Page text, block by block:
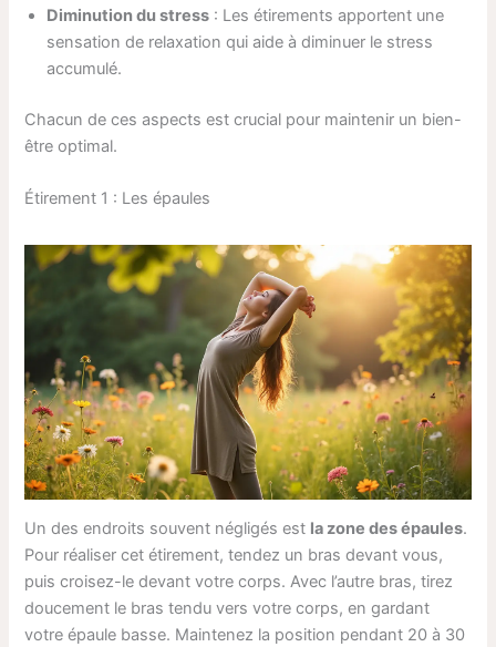
Diminution du stress : Les étirements apportent une
sensation de relaxation qui aide à diminuer le stress
accumulé.
Chacun de ces aspects est crucial pour maintenir un bien-
être optimal.
Étirement 1 : Les épaules
Un des endroits souvent négligés est la zone des épaules.
Pour réaliser cet étirement, tendez un bras devant vous,
puis croisez-le devant votre corps. Avec l’autre bras, tirez
doucement le bras tendu vers votre corps, en gardant
votre épaule basse. Maintenez la position pendant 20 à 30